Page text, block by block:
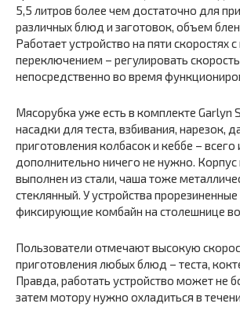
5,5 литров более чем достаточно для
различных блюд и заготовок, объем
Работает устройство на пяти скоростях
переключением – регулировать
непосредственно во время
Мясорубка уже есть в комплекте Garlyn
насадки для теста, взбивания, нарезок,
приготовления колбасок и кеббе – всего
дополнительно ничего не нужно.
выполнен из стали, чаша тоже
стеклянный. У устройства
фиксирующие комбайн на столешнице
Пользователи отмечают высокую
приготовления любых блюд – теста,
Правда, работать устройство может не
затем мотору нужно охладиться в